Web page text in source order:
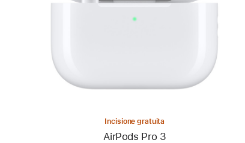
Incisione gratuita
AirPods Pro 3